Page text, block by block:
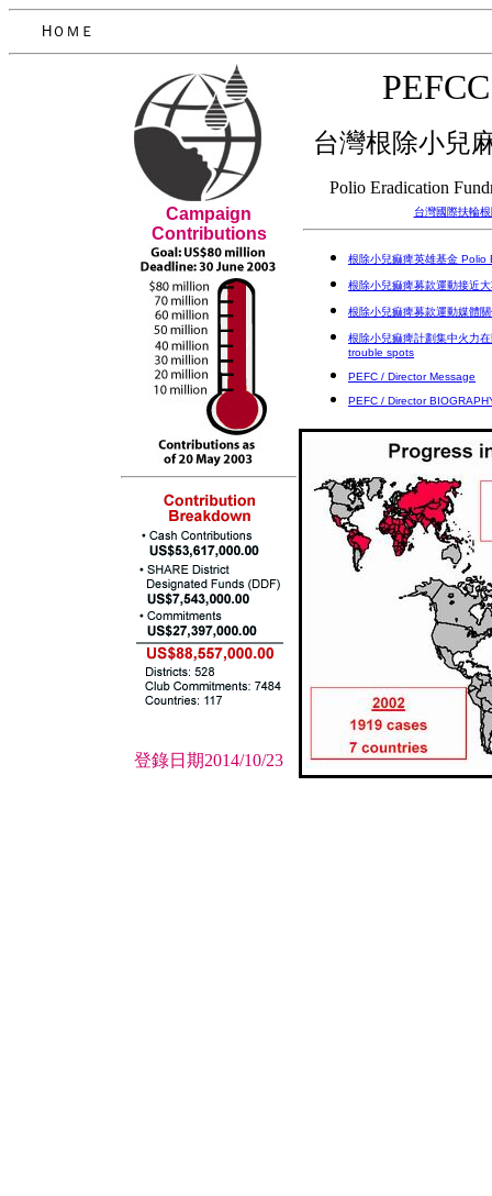
HＯＭＥ
台灣根除小兒
Polio Eradication
Campaign
Contributions
登錄日期2014/10/23
台灣國際扶輪
根除小兒痲痺英雄基金
根除小兒痲痺募款運動接近
根除小兒痲痺募款運動媒體
根除小兒痲痺計劃集中火力
trouble spots
PEFC / Director Message
PEFC / Director